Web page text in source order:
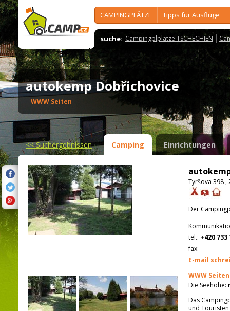
CAMPINGPLÄTZE Tipps für Ausflüge
suche: Campingplplätze TSCHECHIEN
autokemp Dobřichovice
WWW Seiten
<<Suchergebnissen Camping Einrichtungen
Tyršova 398 ,
Der
tel.: +420 733
fax:
E-mail
WWW Seiten
Die Seehöhe:
Das
und